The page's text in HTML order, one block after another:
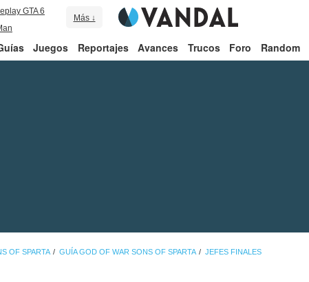
GTA 6
Más ↓
Juegos Reportajes Avances Trucos Foro Random
OF SPARTA GUÍA GOD OF WAR SONS OF SPARTA JEFES FINALES